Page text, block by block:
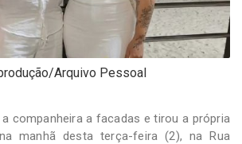
Arquivo Pessoal
companheira a facadas e tirou a própria
manhã desta terça-feira (2), na Rua